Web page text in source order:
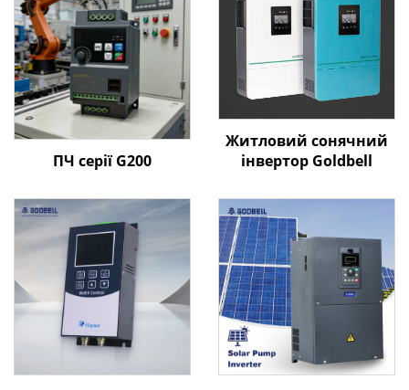
ПЧ серії G200
Житловий сонячний
інвертор Goldbell